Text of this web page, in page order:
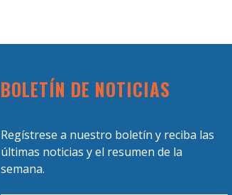
BOLETÍN DE NOTICIAS
Regístrese a nuestro boletín y reciba las
últimas noticias y el resumen de la
semana.